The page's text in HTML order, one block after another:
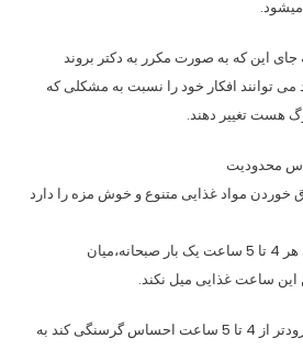
جای این که به صورت مکرر به دکتر بروند
می توانند افکار خود را نسبت به مشکلی که
هست تغییر دهند.
محدودیت
خوردن مواد غذایی متنوع و خوش مزه را دارد
این ساعت غذایی میل نکند.
این روانشناس گفت:اگر فردی زودتر از 4 تا 5 ساعت احساس گرسنگی کند به